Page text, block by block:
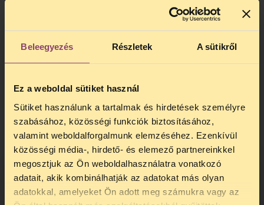
Beleegyezés Részletek A sütikről
Ez a weboldal sütiket használ
Sütiket használunk a tartalmak és hirdetések személyre
szabásához, közösségi funkciók biztosításához,
valamint weboldalforgalmunk elemzéséhez. Ezenkívül
közösségi média-, hirdető- és elemező partnereinkkel
megosztjuk az Ön weboldalhasználatra vonatkozó
adatait, akik kombinálhatják az adatokat más olyan
adatokkal, amelyeket Ön adott meg számukra vagy az
Ki mondja meg, ki, hol
szülhet? – beszélgetés Horváth Ágnessel
és Békés Bencével
ban indította A Budapest Esélyek Háza, az
témájában szerveződött. Céljuk, hogy az
aktuális társadalmi kérdések kapcsán
helyet teremtsenek olyan diskurzusoknak,
amelyek segítik a probléma megértését,
esetleg előrébb mozdítását.
Eddig 6 kerekasztal beszélgetés volt.
Témák voltak: a roma kriminalitás, az
TELEFONOS JOGSEGÉLY